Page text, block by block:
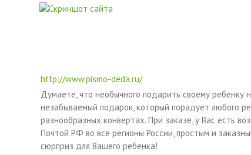
http://www.pismo-deda.ru/
Думаете, что необычного подарить своему
незабываемый подарок, который порадует любого
разнообразных конвертах. При заказе, у Вас есть
Почтой РФ во все регионы России, простым и
сюрприз для Вашего ребенка!